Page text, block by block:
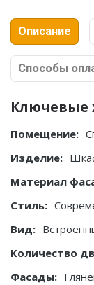
Описание
Способы
Ключевые
Помещение:
Изделие:
Материал
Стиль:
Вид:
Количество
Фасады: